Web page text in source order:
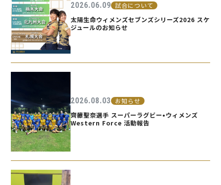
2026.06.09 試合について
太陽生命ウィメンズセブンズシリーズ2026 スケ
ジュールのお知らせ
2026.08.03 お知らせ
齊藤聖奈選手 スーパーラグビー•ウィメンズ
Western Force 活動報告